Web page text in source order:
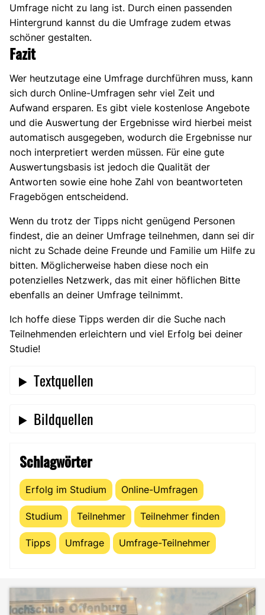
Umfrage nicht zu lang ist. Durch einen passenden
Hintergrund kannst du die Umfrage zudem etwas
schöner gestalten.
Fazit
Wer heutzutage eine Umfrage durchführen muss, kann
sich durch Online-Umfragen sehr viel Zeit und
Aufwand ersparen. Es gibt viele kostenlose Angebote
und die Auswertung der Ergebnisse wird hierbei meist
automatisch ausgegeben, wodurch die Ergebnisse nur
noch interpretiert werden müssen. Für eine gute
Auswertungsbasis ist jedoch die Qualität der
Antworten sowie eine hohe Zahl von beantworteten
Fragebögen entscheidend.
Wenn du trotz der Tipps nicht genügend Personen
findest, die an deiner Umfrage teilnehmen, dann sei dir
nicht zu Schade deine Freunde und Familie um Hilfe zu
bitten. Möglicherweise haben diese noch ein
potenzielles Netzwerk, das mit einer höflichen Bitte
ebenfalls an deiner Umfrage teilnimmt.
Ich hoffe diese Tipps werden dir die Suche nach
Teilnehmenden erleichtern und viel Erfolg bei deiner
Studie!
Textquellen
Bildquellen
Schlagwörter
Erfolg im Studium Online-Umfragen
Studium Teilnehmer Teilnehmer finden
Tipps Umfrage Umfrage-Teilnehmer